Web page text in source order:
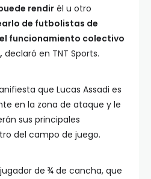
rendir él u otro
de futbolistas de
funcionamiento colectivo
declaró en TNT Sports.
que Lucas Assadi es
en la zona de ataque y le
sus principales
del campo de juego.
de ¾ de cancha, que